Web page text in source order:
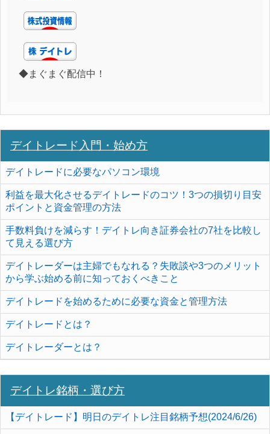
◆まぐまぐ配信中！
デイトレード入門・始め方
デイトレードに必要なパソコン環境
利益を最大化させるデイトレードのコツ！3つの損切り目安
ポイントと資金管理の方法
手数料負けを減らす！デイトレ向き証券会社の7社を比較し
て見える選び方
デイトレーダーは主婦でもなれる？失敗談や3つのメリット
から学ぶ始める前に知っておくべきこと
デイトレードを始めるために必要な資金と管理方法
デイトレードとは？
デイトレーダーとは？
デイトレ銘柄・選び方
【デイトレード】明日のデイトレ注目銘柄予想(2024/6/26)